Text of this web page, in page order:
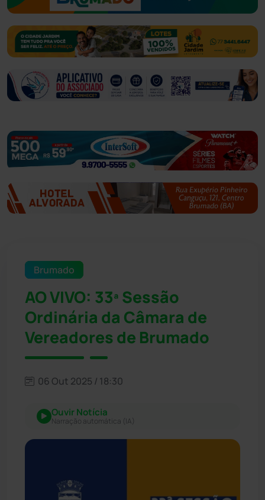
Brumado
AO VIVO: 33ª Sessão
Ordinária da Câmara de
Vereadores de Brumado
06 Out 2025 / 18:30
Ouvir Notícia
Narração automática (IA)